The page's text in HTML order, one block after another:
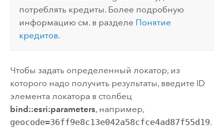
потреблять кредиты. Более подробную
информацию см. в разделе Понятие
кредитов.
Чтобы задать определенный локатор, из
которого надо получить результаты, введите ID
элемента локатора в столбец
bind::esri:parameters, например,
geocode=36ff9e8c13e042a58cfce4ad87f55d19.